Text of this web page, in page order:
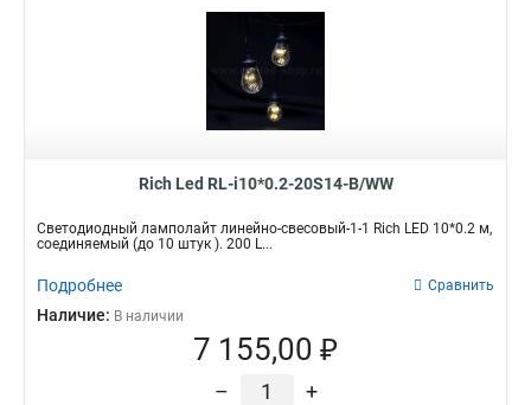
Rich Led RL-i10*0.2-20S14-B/WW
Светодиодный ламполайт линейно-свесовый-1-1 Rich LED 10*0.2 м,
соединяемый (до 10 штук ). 200 L...
Подробнее Сравнить
Наличие: В наличии
7 155,00 ₽
– +